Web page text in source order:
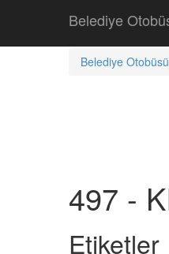
Belediye
Belediye Otobüsü
497 -
Etiketler